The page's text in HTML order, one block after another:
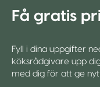
Få gratis
Fyll i dina uppgifter
köksrådgivare upp
med dig för att ge